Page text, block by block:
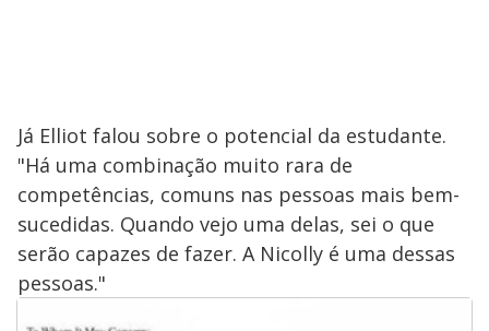
Já Elliot falou sobre o potencial da estudante.
"Há uma combinação muito rara de
competências, comuns nas pessoas mais bem-
sucedidas. Quando vejo uma delas, sei o que
serão capazes de fazer. A Nicolly é uma dessas
pessoas."